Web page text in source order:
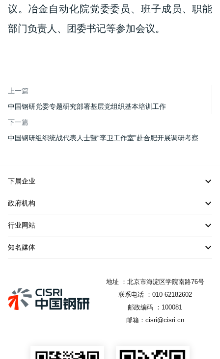
议。冶金自动化院党委委员、班子成员、职能
部门负责人、团委书记等参加会议。
上一篇
中国钢研党委专题研究部署基层党组织基本培训工作
下一篇
中国钢研组织统战代表人士暨“李卫工作室”赴合肥开展调研考察
下属企业
政府机构
行业网站
知名媒体
地址 ：北京市海淀区学院南路76号
联系电话 ：010-62182602
邮政编码 ：100081
邮箱：cisri@cisri.cn